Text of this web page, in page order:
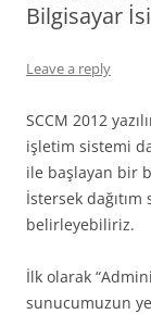
Bilgisayar
Leave a reply
SCCM 2012
işletim sistemi
ile başlayan bir
İstersek
belirleyebiliriz.
İlk olarak
sunucumuzun